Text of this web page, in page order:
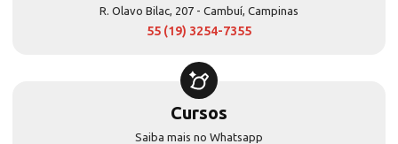
R. Olavo Bilac, 207 - Cambuí, Campinas
55 (19) 3254-7355
Cursos
Saiba mais no Whatsapp